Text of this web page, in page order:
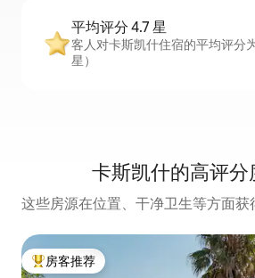
平均评分 4.7 星
客人对卡斯凯什住宿的平均评分
星）
卡斯凯什的高评分
这些房源在位置、干净卫生等方面获
热门「房客推荐」
房客推荐